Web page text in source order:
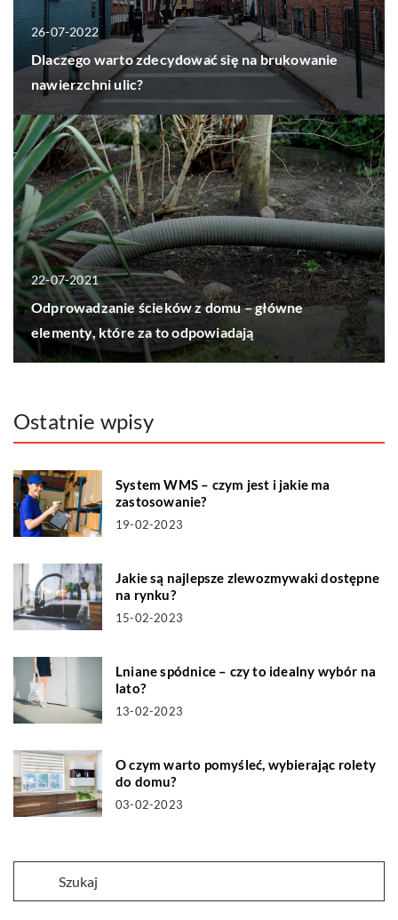
26-07-2022
Dlaczego warto zdecydować się na brukowanie
nawierzchni ulic?
22-07-2021
Odprowadzanie ścieków z domu – główne
elementy, które za to odpowiadają
Ostatnie wpisy
System WMS – czym jest i jakie ma
zastosowanie?
19-02-2023
Jakie są najlepsze zlewozmywaki dostępne
na rynku?
15-02-2023
Lniane spódnice – czy to idealny wybór na
lato?
13-02-2023
O czym warto pomyśleć, wybierając rolety
do domu?
03-02-2023